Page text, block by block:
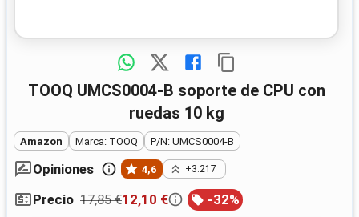
TOOQ UMCS0004-B soporte de CPU con
ruedas 10 kg
Amazon Marca: TOOQ P/N: UMCS0004-B
Opiniones 4,6 +3.217
Precio 17,85 €12,10 € -32%